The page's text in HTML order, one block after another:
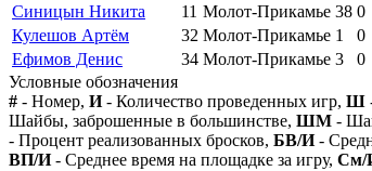
Синицын Никита
11 Молот-Прикамье 38 0
Кулешов Артём
32 Молот-Прикамье 1 0
Ефимов Денис
34 Молот-Прикамье 3 0
Условные обозначения
# - Номер, И- Количество проведенных игр, Ш
Шайбы, заброшенные в большинстве, ШМ -
- Процент реализованных бросков, БВ/И-
ВП/И- Среднее время на площадке за игру, См/